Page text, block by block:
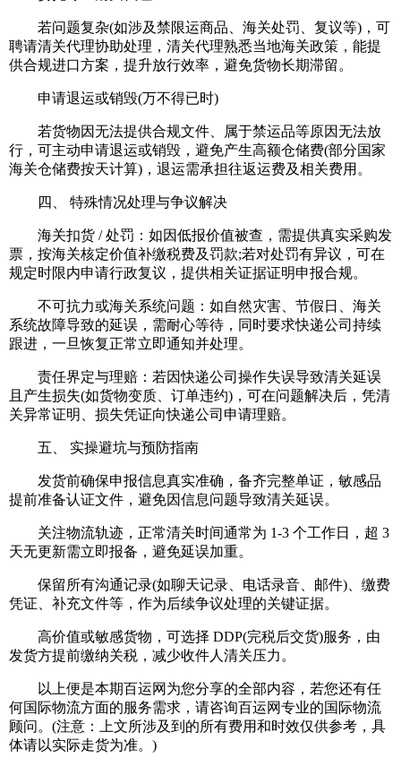
若问题复杂(如涉及禁限运商品、海关处罚、复议等)，可
聘请清关代理协助处理，清关代理熟悉当地海关政策，能提
供合规进口方案，提升放行效率，避免货物长期滞留。
申请退运或销毁(万不得已时)
若货物因无法提供合规文件、属于禁运品等原因无法放
行，可主动申请退运或销毁，避免产生高额仓储费(部分国家
海关仓储费按天计算)，退运需承担往返运费及相关费用。
四、 特殊情况处理与争议解决
海关扣货 / 处罚：如因低报价值被查，需提供真实采购发
票，按海关核定价值补缴税费及罚款;若对处罚有异议，可在
规定时限内申请行政复议，提供相关证据证明申报合规。
不可抗力或海关系统问题：如自然灾害、节假日、海关
系统故障导致的延误，需耐心等待，同时要求快递公司持续
跟进，一旦恢复正常立即通知并处理。
责任界定与理赔：若因快递公司操作失误导致清关延误
且产生损失(如货物变质、订单违约)，可在问题解决后，凭清
关异常证明、损失凭证向快递公司申请理赔。
五、 实操避坑与预防指南
发货前确保申报信息真实准确，备齐完整单证，敏感品
提前准备认证文件，避免因信息问题导致清关延误。
关注物流轨迹，正常清关时间通常为 1-3 个工作日，超 3
天无更新需立即报备，避免延误加重。
保留所有沟通记录(如聊天记录、电话录音、邮件)、缴费
凭证、补充文件等，作为后续争议处理的关键证据。
高价值或敏感货物，可选择 DDP(完税后交货)服务，由
发货方提前缴纳关税，减少收件人清关压力。
以上便是本期百运网为您分享的全部内容，若您还有任
何国际物流方面的服务需求，请咨询百运网专业的国际物流
顾问。(注意：上文所涉及到的所有费用和时效仅供参考，具
体请以实际走货为准。)